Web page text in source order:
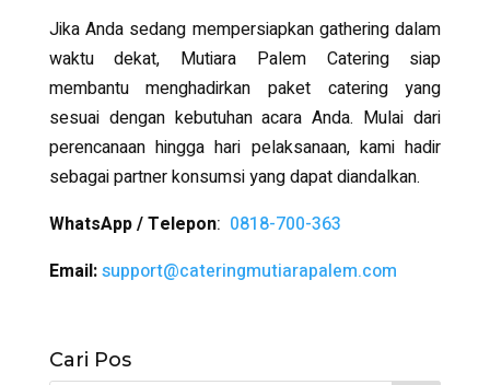
Jika Anda sedang mempersiapkan gathering dalam
waktu dekat, Mutiara Palem Catering siap
membantu menghadirkan paket catering yang
sesuai dengan kebutuhan acara Anda. Mulai dari
perencanaan hingga hari pelaksanaan, kami hadir
sebagai partner konsumsi yang dapat diandalkan.
WhatsApp / Telepon: 0818-700-363
Email:support@cateringmutiarapalem.com
Cari Pos